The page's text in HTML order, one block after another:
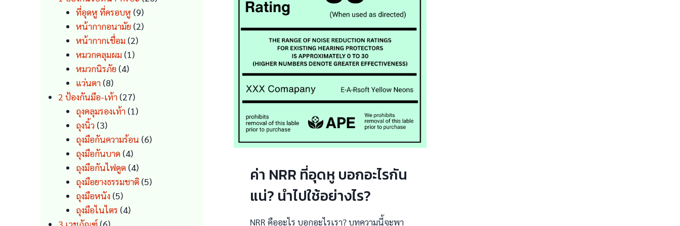
ค่า NRR ที่อุดหู บอกอะไรกัน
แน่? นำไปใช้อย่างไร?
NRR คืออะไร บอกอะไรเรา? บทความนี้จะพา
ที่อุดหู ที่ครอบหู 99
products
หน้ากากอนามัย 22
หน้ากากเชื่อม 22
หมวกคลุมผม 11
หมวกนิรภัย 44
แว่นตา 88
products
2 ป้องกันมือ-เท้า 2727
products
ถุงคลุมรองเท้า 11
ถุงนิ้ว 33
products
ถุงมือกันความร้อน 66
ถุงมือกันบาด 44
products
ถุงมือกันไฟดูด 44
products
ถุงมือยางธรรมชาติ 55
ถุงมือหนัง 55
products
ถุงมือไนไตร 44
6